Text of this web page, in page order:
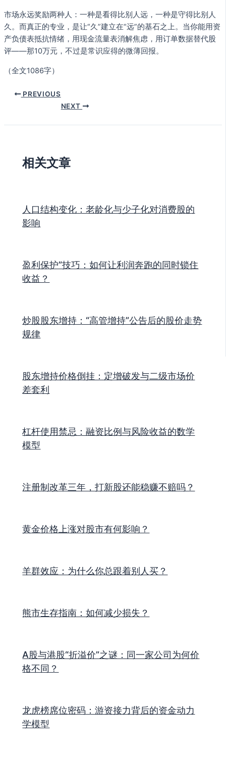
市场永远奖励两种人：一种是看得比别人远，一种是守得比别人
久。而真正的专业，是让“久”建立在“远”的基石之上。当你能用资
产负债表抵抗情绪，用现金流量表消解焦虑，用订单数据替代股
评——那10万元，不过是常识应得的微薄回报。
（全文1086字）
PREVIOUS
NEXT
相关文章
人口结构变化：老龄化与少子化对消费股的
影响
盈利保护”技巧：如何让利润奔跑的同时锁住
收益？
炒股股东增持：“高管增持”公告后的股价走势
规律
股东增持价格倒挂：定增破发与二级市场价
差套利
杠杆使用禁忌：融资比例与风险收益的数学
模型
注册制改革三年，打新股还能稳赚不赔吗？
黄金价格上涨对股市有何影响？
羊群效应：为什么你总跟着别人买？
熊市生存指南：如何减少损失？
A股与港股“折溢价”之谜：同一家公司为何价
格不同？
龙虎榜席位密码：游资接力背后的资金动力
学模型